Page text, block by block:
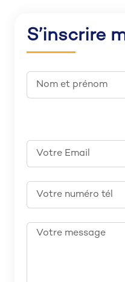
S’inscrire